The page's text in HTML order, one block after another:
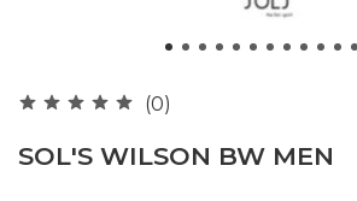
(0)
SOL'S WILSON BW MEN